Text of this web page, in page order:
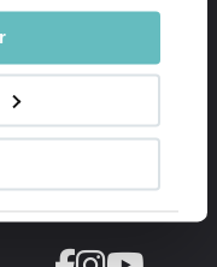
et bons